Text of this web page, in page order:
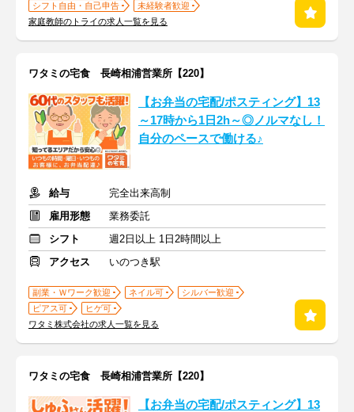
シフト自由・自己申告
未経験者歓迎
家庭教師のトライの求人一覧を見る
ワタミの宅食 長崎相浦営業所【220】
【お弁当の宅配/ポスティング】13
～17時から1日2h～◎ノルマなし！
自分のペースで働ける♪
給与
完全出来高制
雇用形態
業務委託
シフト
週2日以上 1日2時間以上
アクセス
いのつき駅
副業・Ｗワーク歓迎 ネイル可
シルバー歓迎
ピアス可
ヒゲ可
ワタミ株式会社の求人一覧を見る
ワタミの宅食 長崎相浦営業所【220】
【お弁当の宅配/ポスティング】13